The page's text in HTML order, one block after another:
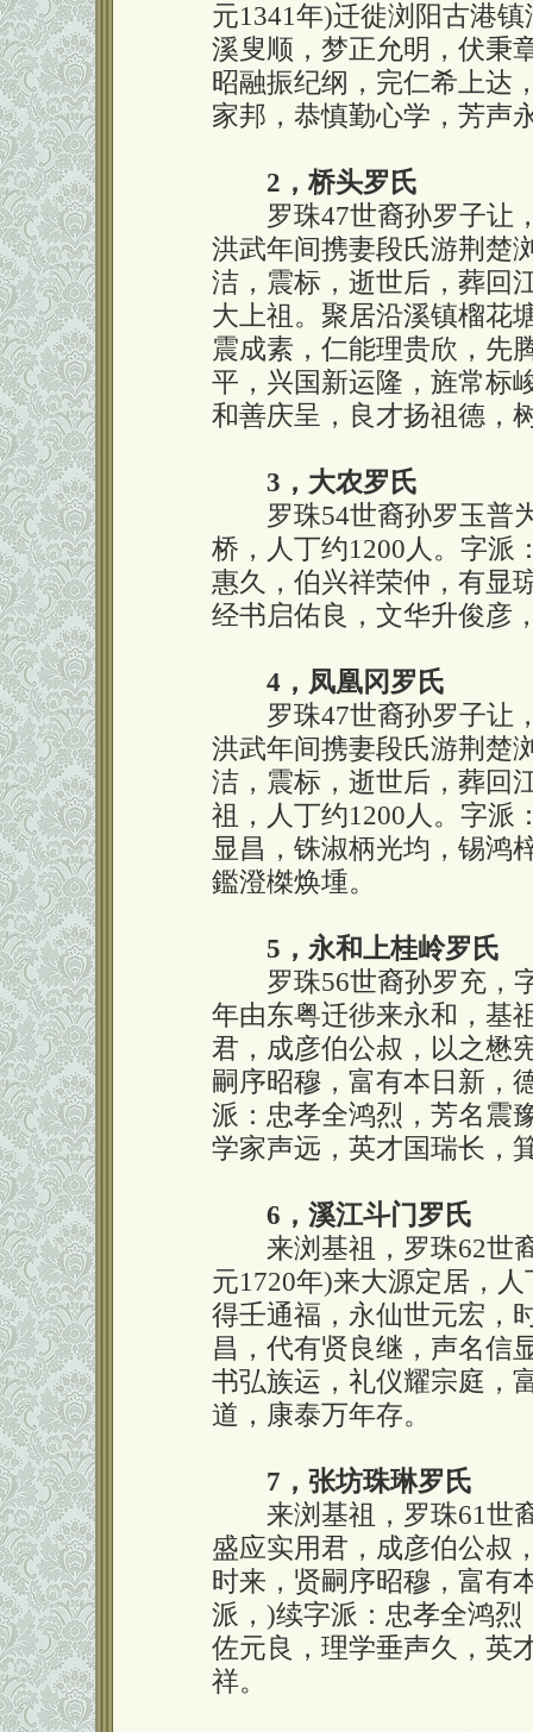
元1341年)迁徙浏阳古港
溪叟顺，梦正允明，伏秉
昭融振纪纲，完仁希上达
家邦，恭慎勤心学，芳声
2，桥头罗氏
罗珠47世裔孙罗子让，
洪武年间携妻段氏游荆楚
洁，震标，逝世后，葬回
大上祖。聚居沿溪镇榴花
震成素，仁能理贵欣，先
平，兴国新运隆，旌常标
和善庆呈，良才扬祖德，
3，大农罗氏
罗珠54世裔孙罗玉普为
桥，人丁约1200人。字派
惠久，伯兴祥荣仲，有显
经书启佑良，文华升俊彦
4，凤凰冈罗氏
罗珠47世裔孙罗子让，
洪武年间携妻段氏游荆楚
洁，震标，逝世后，葬回
祖，人丁约1200人。字派
显昌，铢淑柄光均，锡鸿
鑑澄榤焕堹。
5，永和上桂岭罗氏
罗珠56世裔孙罗充，字
年由东粤迁徏来永和，基
君，成彦伯公叔，以之懋
嗣序昭穆，富有本日新，
派：忠孝全鸿烈，芳名震
学家声远，英才国瑞长，
6，溪江斗门罗氏
来浏基祖，罗珠62世裔
元1720年)来大源定居，
得壬通福，永仙世元宏，
昌，代有贤良继，声名信
书弘族运，礼仪耀宗庭，
道，康泰万年存。
7，张坊珠琳罗氏
来浏基祖，罗珠61世裔
盛应实用君，成彦伯公叔
时来，贤嗣序昭穆，富有
派，)续字派：忠孝全鸿
佐元良，理学垂声久，英
祥。